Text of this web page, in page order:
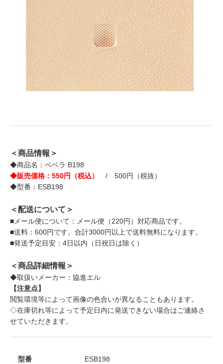
＜商品情報＞
◆商品名：ベベラ B198
◆販売価格：550円（税込）
/ 500円（税抜）
◆型番：ESB198
＜配送について＞
■メール便について：メール便（220円）対応商品です。
■送料：600円です。合計3000円以上で送料無料になります。
■発送予定目安：4日以内（日祝日は除く）
＜商品詳細情報＞
◆取扱いメーカー：協進エル
【注意点】
閲覧環境等によって画像の色合いが異なることもあります。
◇在庫切れ等によって予定日内に発送できない場合はご連絡さ
せていただきます。
型番 ESB198